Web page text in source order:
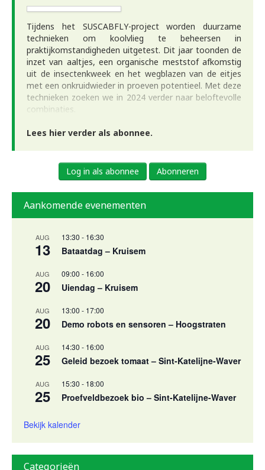
Tijdens het SUSCABFLY-project worden duurzame
technieken om koolvlieg te beheersen in
praktijkomstandigheden uitgetest. Dit jaar toonden de
inzet van aaltjes, een organische meststof afkomstig
uit de insectenkweek en het wegblazen van de eitjes
met een onkruidwieder in proeven potentieel. Met deze
technieken zoeken we in 2024 verder naar beloftevolle
combinaties.
Lees hier verder als abonnee.
Log in als abonnee Abonneren
Aankomende evenementen
AUG
13
13:30 - 16:30
Bataatdag – Kruisem
AUG
20
09:00 - 16:00
Uiendag – Kruisem
AUG
20
13:00 - 17:00
Demo robots en sensoren – Hoogstraten
AUG
25
14:30 - 16:00
Geleid bezoek tomaat – Sint-Katelijne-Waver
AUG
25
15:30 - 18:00
Proefveldbezoek bio – Sint-Katelijne-Waver
Bekijk kalender
Categorieën